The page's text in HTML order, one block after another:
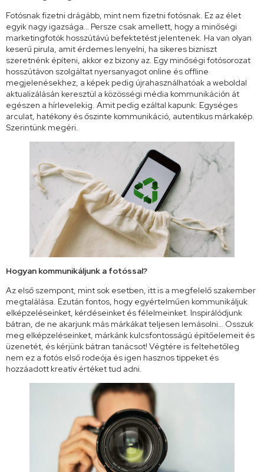
Fotósnak fizetni drágább, mint nem fizetni fotósnak. Ez az élet
egyik nagy igazsága… Persze csak amellett, hogy a minőségi
marketingfotók hosszútávú befektetést jelentenek. Ha van olyan
keserű pirula, amit érdemes lenyelni, ha sikeres bizniszt
szeretnénk építeni, akkor ez bizony az. Egy minőségi fotósorozat
hosszútávon szolgáltat nyersanyagot online és offline
megjelenésekhez, a képek pedig újrahasználhatóak a weboldal
aktualizálásán keresztül a közösségi média kommunikáción át
egészen a hírlevelekig. Amit pedig ezáltal kapunk: Egységes
arculat, hatékony és őszinte kommunikáció, autentikus márkakép.
Szerintünk megéri.
Hogyan kommunikáljunk a fotóssal?
Az első szempont, mint sok esetben, itt is a megfelelő szakember
megtalálása. Ezután fontos, hogy egyértelműen kommunikáljuk
elképzeléseinket, kérdéseinket és félelmeinket. Inspirálódjunk
bátran, de ne akarjunk más márkákat teljesen lemásolni… Osszuk
meg elképzeléseinket, márkánk kulcsfontosságú építőelemeit és
üzenetét, és kérjünk bátran tanácsot! Végtére is feltehetőleg
nem ez a fotós első rodeója és igen hasznos tippeket és
hozzáadott kreatív értéket tud adni.